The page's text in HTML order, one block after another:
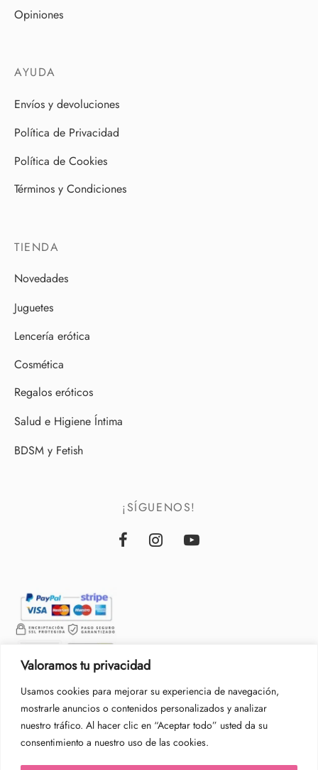
Valoramos tu privacidad
Usamos cookies para mejorar su experiencia de navegación,
mostrarle anuncios o contenidos personalizados y analizar
nuestro tráfico. Al hacer clic en “Aceptar todo” usted da su
consentimiento a nuestro uso de las cookies.
Opiniones
AYUDA
Envíos y devoluciones
Política de Privacidad
Política de Cookies
Términos y Condiciones
TIENDA
Novedades
Juguetes
Lencería erótica
Cosmética
Regalos eróticos
Salud e Higiene Íntima
BDSM y Fetish
¡SÍGUENOS!